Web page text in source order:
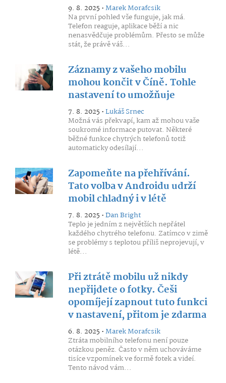
9. 8. 2025 •Marek Morafcsik
Na první pohled vše funguje, jak má.
Telefon reaguje, aplikace běží a nic
nenasvědčuje problémům. Přesto se může
stát, že právě váš...
Záznamy z vašeho mobilu
mohou končit v Číně. Tohle
nastavení to umožňuje
7. 8. 2025 •Lukáš Srnec
Možná vás překvapí, kam až mohou vaše
soukromé informace putovat. Některé
běžné funkce chytrých telefonů totiž
automaticky odesílají...
Zapomeňte na přehřívání.
Tato volba v Androidu udrží
mobil chladný i v létě
7. 8. 2025 •Dan Bright
Teplo je jedním z největších nepřátel
každého chytrého telefonu. Zatímco v zimě
se problémy s teplotou příliš neprojevují, v
létě...
Při ztrátě mobilu už nikdy
nepřijdete o fotky. Češi
opomíjejí zapnout tuto funkci
v nastavení, přitom je zdarma
6. 8. 2025 •Marek Morafcsik
Ztráta mobilního telefonu není pouze
otázkou peněz. Často v něm uchováváme
tisíce vzpomínek ve formě fotek a videí.
Tento návod vám...